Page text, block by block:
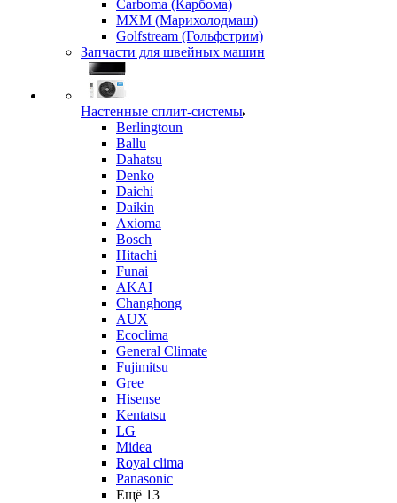
Carboma (Карбома)
MXM (Марихолодмаш)
Golfstream (Гольфстрим)
Запчасти для швейных машин
Настенные сплит-системы
Berlingtoun
Ballu
Dahatsu
Denko
Daichi
Daikin
Axioma
Bosch
Hitachi
Funai
AKAI
Changhong
AUX
Ecoclima
General Climate
Fujimitsu
Gree
Hisense
Kentatsu
LG
Midea
Royal clima
Panasonic
Ещё 13